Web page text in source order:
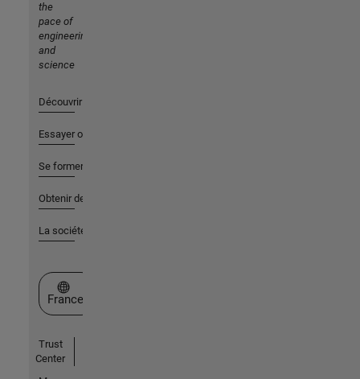
the
pace of
engineering
and
science
Découvrir les produits
Essayer ou acheter
Se former
Obtenir de l'aide
La société
Sélectionner un site web
France
Trust
Center